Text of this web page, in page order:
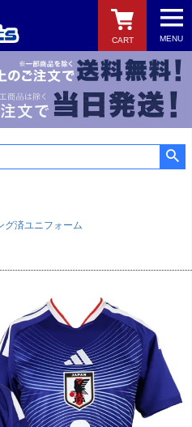
MENU
CART
検索
グ済ユニフォーム